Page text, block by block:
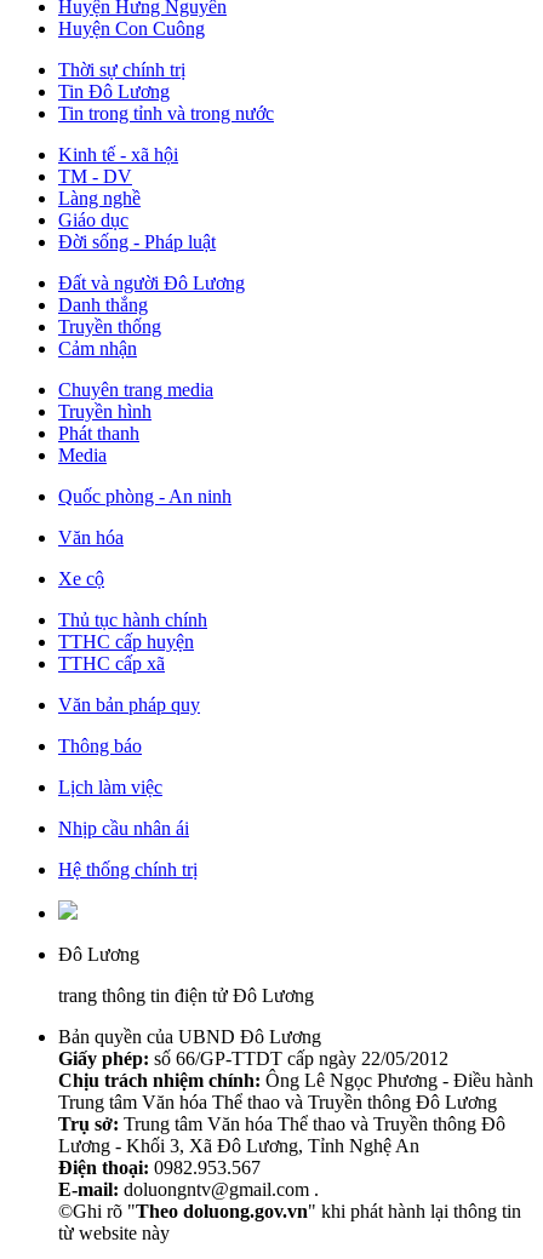
Huyện Hưng Nguyên
Huyện Con Cuông
Thời sự chính trị
Tin Đô Lương
Tin trong tỉnh và trong nước
Kinh tế - xã hội
TM - DV
Làng nghề
Giáo dục
Đời sống - Pháp luật
Đất và người Đô Lương
Danh thắng
Truyền thống
Cảm nhận
Chuyên trang media
Truyền hình
Phát thanh
Media
Quốc phòng - An ninh
Văn hóa
Xe cộ
Thủ tục hành chính
TTHC cấp huyện
TTHC cấp xã
Văn bản pháp quy
Thông báo
Lịch làm việc
Nhịp cầu nhân ái
Hệ thống chính trị
Đô Lương
trang thông tin điện tử Đô Lương
Bản quyền của UBND Đô Lương
Giấy phép: số 66/GP-TTDT cấp ngày 22/05/2012
Chịu trách nhiệm chính: Ông Lê Ngọc Phương - Điều hành
Trung tâm Văn hóa Thể thao và Truyền thông Đô Lương
Trụ sở: Trung tâm Văn hóa Thể thao và Truyền thông Đô
Lương - Khối 3, Xã Đô Lương, Tỉnh Nghệ An
Điện thoại: 0982.953.567
E-mail: doluongntv@gmail.com .
©Ghi rõ "Theo doluong.gov.vn" khi phát hành lại thông tin
từ website này